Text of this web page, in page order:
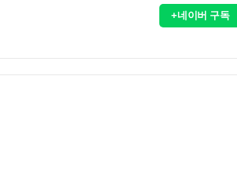
+네이버 구독